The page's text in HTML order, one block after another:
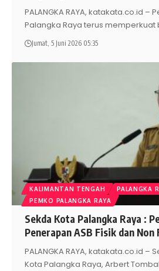
PALANGKA RAYA, katakata.co.id –
Palangka Raya terus memperkuat
Jumat, 5 Juni 2026 05:35
KALIMANTAN TENGAH
PALANGKA
PEMKO PALANGKA RAYA
Sekda Kota Palangka Raya :
Penerapan ASB Fisik dan Non
PALANGKA RAYA, katakata.co.id –
Kota Palangka Raya, Arbert